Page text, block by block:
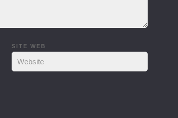
SITE WEB